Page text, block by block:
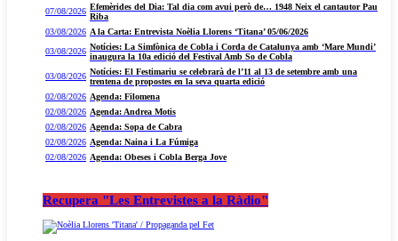
07/08/2026 Efemèrides del Dia: Tal dia com avui però de… 1948 Neix el cantautor Pau
Riba
03/08/2026 A la Carta: Entrevista Noèlia Llorens ‘Titana’ 05/06/2026
03/08/2026 Notícies: La Simfònica de Cobla i Corda de Catalunya amb ‘Mare Mundi’
inaugura la 10a edició del Festival Amb So de Cobla
03/08/2026 Notícies: El Festimariu se celebrarà de l’11 al 13 de setembre amb una
trentena de propostes en la seva quarta edició
02/08/2026 Agenda: Filomena
02/08/2026 Agenda: Andrea Motis
02/08/2026 Agenda: Sopa de Cabra
02/08/2026 Agenda: Naina i La Fúmiga
02/08/2026 Agenda: Obeses i Cobla Berga Jove
Recupera "Les Entrevistes a la Ràdio"